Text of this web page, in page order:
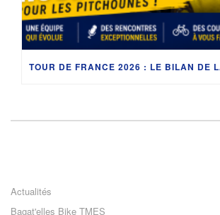
Actualités
Bagat'elles Bike TMES